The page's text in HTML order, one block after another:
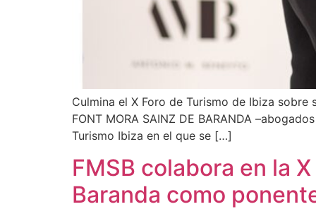
Culmina el X Foro de Turismo de Ibiza
FONT MORA SAINZ DE BARANDA
Turismo Ibiza en el que se […]
FMSB colabora en la
Baranda como